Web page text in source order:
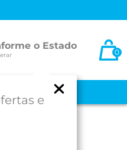
o Estado
e
0
PROD. PARA SAÚDE